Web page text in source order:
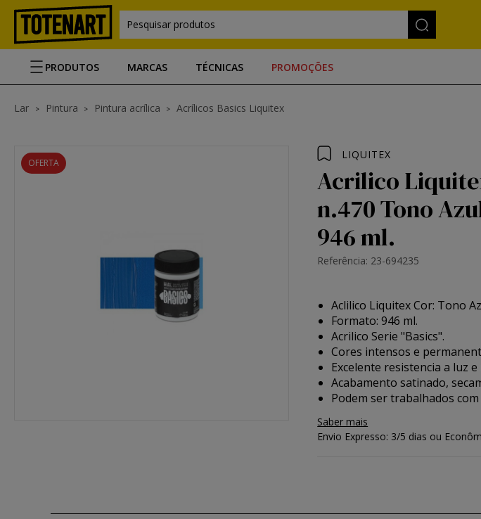
Pesquisar produtos
PRODUTOS MARCAS TÉCNICAS PROMOÇÕES
Lar Pintura Pintura acrílica Acrílicos Basics Liquitex
OFERTA
LIQUITEX
Acrilico
n.470 Tono
946 ml.
Referência: 23-694235
Aclilico Liquitex Cor: Tono
Formato: 946 ml.
Acrilico Serie "Basics".
Cores intensos e
Excelente resistencia a luz
Acabamento satinado,
Podem ser trabalhados
Saber mais
Envio Expresso: 3/5 dias ou